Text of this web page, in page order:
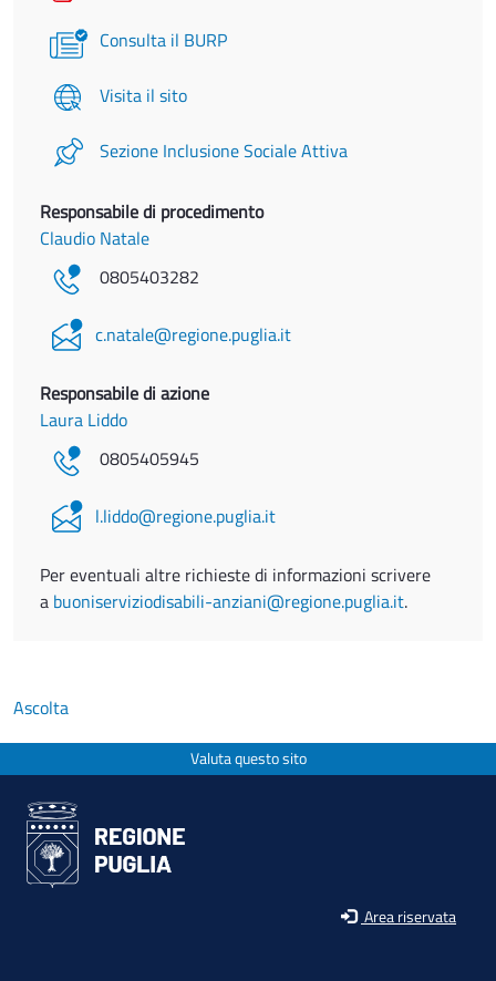
Consulta il BURP
Visita il sito
Sezione Inclusione Sociale Attiva
Responsabile di procedimento
Claudio Natale
0805403282
c.natale@regione.puglia.it
Responsabile di azione
Laura Liddo
0805405945
l.liddo@regione.puglia.it
Per eventuali altre richieste di informazioni scrivere
a buoniserviziodisabili-anziani@regione.puglia.it.
Ascolta
Valuta questo sito
Area riservata